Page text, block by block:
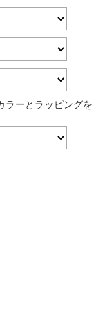
ラーとラッピングを